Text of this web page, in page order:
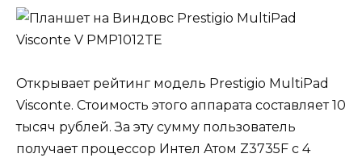
Открывает рейтинг модель Prestigio MultiPad
Visconte. Стоимость этого аппарата составляет 10
тысяч рублей. За эту сумму пользователь
получает процессор Интел Атом Z3735F с 4